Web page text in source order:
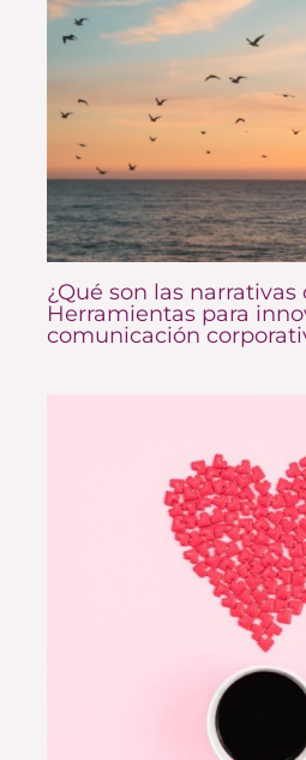
¿Qué son las narrativas
Herramientas para
comunicación